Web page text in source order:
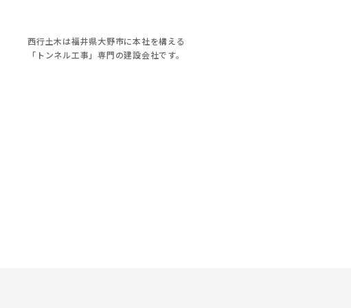
西行土木は福井県大野市に本社を構える
「トンネル工事」専門の建設会社です。